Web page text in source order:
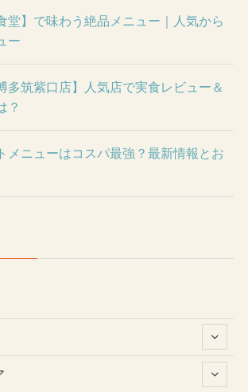
堂】で味わう絶品メニュー｜人気から
ー
多筑紫口店】人気店で実食レビュー＆
？
メニューはコスパ最強？最新情報とお